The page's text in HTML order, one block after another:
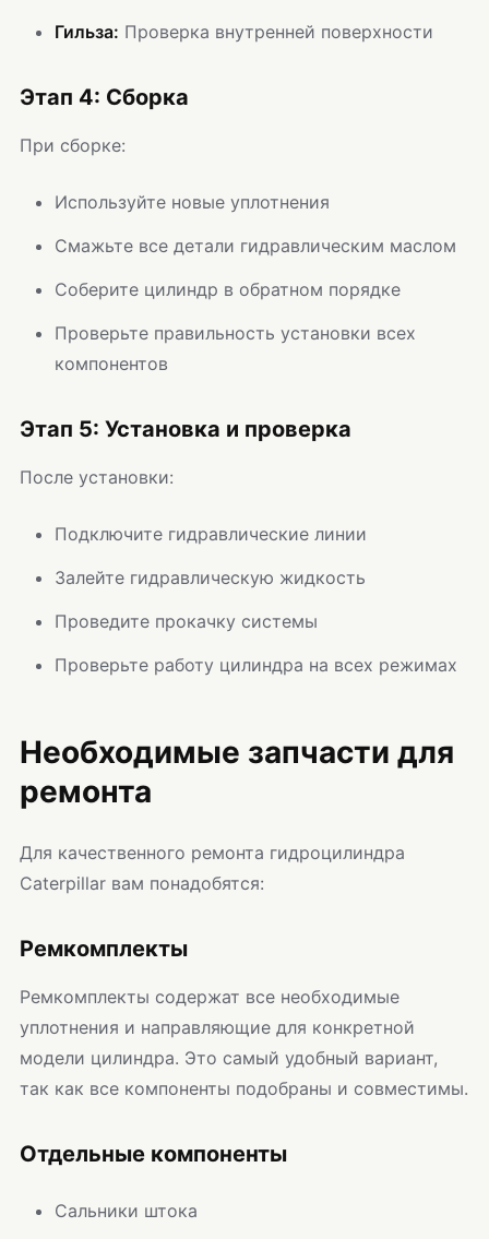
Гильза: Проверка внутренней поверхности
Этап 4: Сборка
При сборке:
Используйте новые уплотнения
Смажьте все детали гидравлическим маслом
Соберите цилиндр в обратном порядке
Проверьте правильность установки всех
компонентов
Этап 5: Установка и проверка
После установки:
Подключите гидравлические линии
Залейте гидравлическую жидкость
Проведите прокачку системы
Проверьте работу цилиндра на всех режимах
Необходимые запчасти для
ремонта
Для качественного ремонта гидроцилиндра
Caterpillar вам понадобятся:
Ремкомплекты
Ремкомплекты содержат все необходимые
уплотнения и направляющие для конкретной
модели цилиндра. Это самый удобный вариант,
так как все компоненты подобраны и совместимы.
Отдельные компоненты
Сальники штока